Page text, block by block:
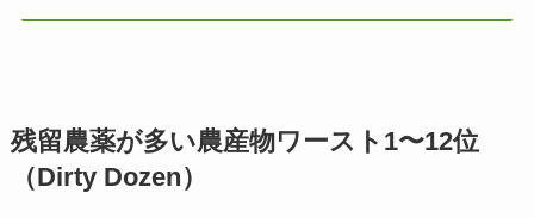
残留農薬が多い農産物ワースト1〜12位
（Dirty Dozen）